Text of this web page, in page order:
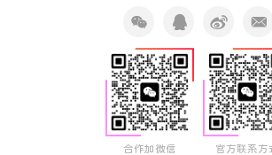
合作加微信 官方联系方